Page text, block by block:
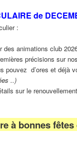
de
:
des animations club
précisions sur
pouvez d’ores et déjà
..)
sur le
à bonnes fêtes